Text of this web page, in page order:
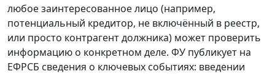
любое заинтересованное лицо (например,
потенциальный кредитор, не включённый в реестр,
или просто контрагент должника) может проверить
информацию о конкретном деле. ФУ публикует на
ЕФРСБ сведения о ключевых событиях: введении